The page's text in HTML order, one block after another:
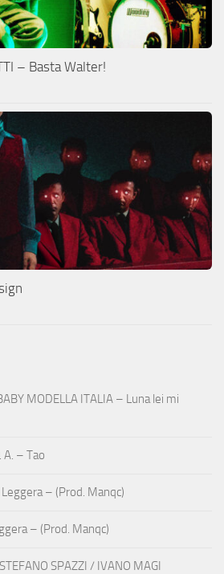
– Basta Walter!
MODELLA ITALIA – Luna lei mi
A. – Tao
– (Prod. Manqc)
– (Prod. Manqc)
STEFANO SPAZZI / IVANO MAGI